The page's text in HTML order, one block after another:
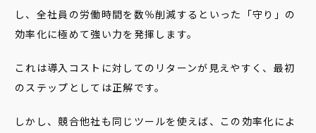
し、全社員の労働時間を数％削減するといった「守り」の
効率化に極めて強い力を発揮します。
これは導入コストに対してのリターンが見えやすく、最初
のステップとしては正解です。
しかし、競合他社も同じツールを使えば、この効率化によ